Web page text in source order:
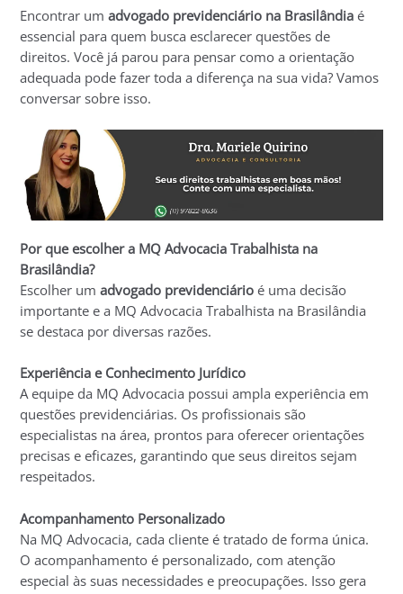
Encontrar umadvogado previdenciário na Brasilândia é
essencial para quem busca esclarecer questões de
direitos. Você já parou para pensar como a orientação
adequada pode fazer toda a diferença na sua vida? Vamos
conversar sobre isso.
Por que escolher a MQ Advocacia Trabalhista na
Brasilândia?
Escolher umadvogado previdenciário é uma decisão
importante e a MQ Advocacia Trabalhista na Brasilândia
se destaca por diversas razões.
Experiência e Conhecimento Jurídico
A equipe da MQ Advocacia possui ampla experiência em
questões previdenciárias. Os profissionais são
especialistas na área, prontos para oferecer orientações
precisas e eficazes, garantindo que seus direitos sejam
respeitados.
Acompanhamento Personalizado
Na MQ Advocacia, cada cliente é tratado de forma única.
O acompanhamento é personalizado, com atenção
especial às suas necessidades e preocupações. Isso gera